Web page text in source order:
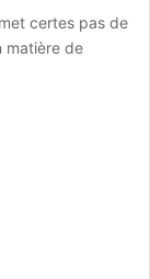
certes pas de
matière de